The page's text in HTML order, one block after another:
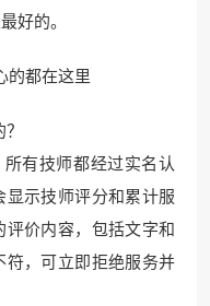
好的。
的都在这里
有技师都经过实名认
示技师评分和累计服
价内容，包括文字和
，可立即拒绝服务并